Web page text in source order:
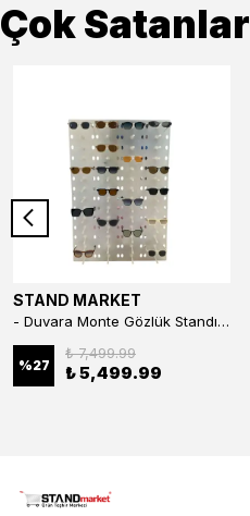
Çok Satanlar
STAND MARKET
- Duvara Monte Gözlük Standı 56'li Pleksi Glass | 99x67 cm Gözlük Teşhir Standı
%27
₺ 7,499.99
₺ 5,499.99